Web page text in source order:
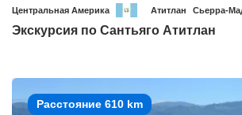
Центральная Америка Атитлан Сьерра-
Экскурсия по Сантьяго Атитлан
Расстояние 610 km